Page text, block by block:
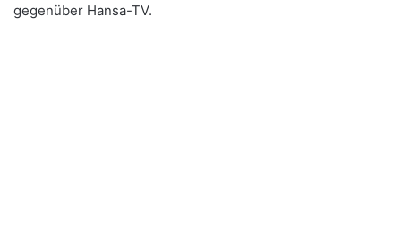
gegenüber Hansa-TV.